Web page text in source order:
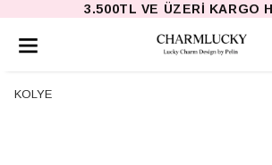
3.500TL VE ÜZERI KARGO
KOLYE